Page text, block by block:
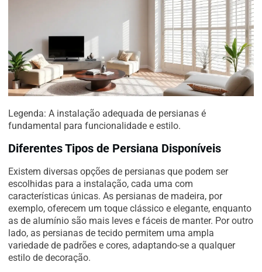
Legenda: A instalação adequada de persianas é
fundamental para funcionalidade e estilo.
Diferentes Tipos de Persiana Disponíveis
Existem diversas opções de persianas que podem ser
escolhidas para a instalação, cada uma com
características únicas. As persianas de madeira, por
exemplo, oferecem um toque clássico e elegante, enquanto
as de alumínio são mais leves e fáceis de manter. Por outro
lado, as persianas de tecido permitem uma ampla
variedade de padrões e cores, adaptando-se a qualquer
estilo de decoração.